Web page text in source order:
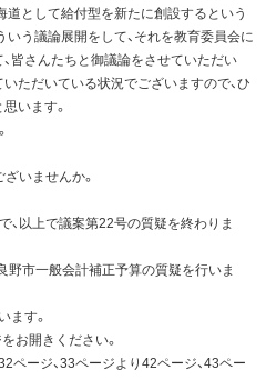
道として給付型を新たに創設するという
いう議論展開をして、それを教育委員会に
皆さんたちと御議論をさせていただい
いただいている状況でございますので、ひ
います。
いませんか。
、以上で議案第22号の質疑を終わりま
野市一般会計補正予算の質疑を行いま
ます。
お開きください。
ページ、33ページより42ページ、43ペー